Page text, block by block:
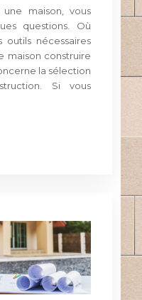
une maison, vous
questions. Où
outils nécessaires
maison construire
la sélection
Si vous